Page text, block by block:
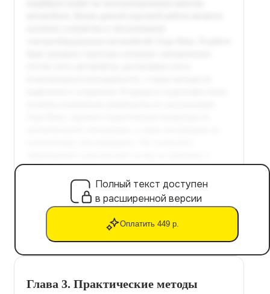
Полный текст доступен
в расширенной версии
Оплатить 449 р.
Глава 3. Практические методы